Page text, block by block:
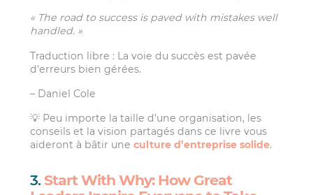
« The road to success is paved with mistakes well
handled. »
Traduction libre : La voie du succès est pavée
d’erreurs bien gérées.
– Daniel Cole
💡 Peu importe la taille d’une organisation, les
conseils et la vision partagés dans ce livre vous
aideront à bâtir uneculture d’entreprise solide.
3. Start With Why: How Great